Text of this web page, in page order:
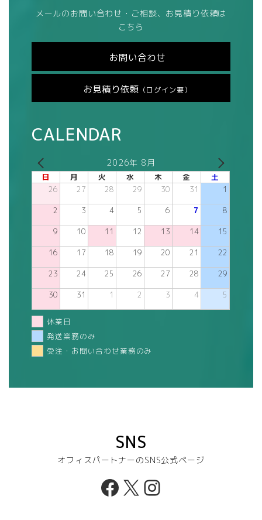
メールのお問い合わせ・ご相談、お見積り依頼は
こちら
お問い合わせ
お見積り依頼 （ログイン要）
CALENDAR
2026年 8月
日 月 火 水 木 金 土
26 27 28 29 30 31 1
2 3 4 5 6 7 8
9 10 11 12 13 14 15
16 17 18 19 20 21 22
23 24 25 26 27 28 29
30 31 1 2 3 4 5
休業日
発送業務のみ
受注・お問い合わせ業務のみ
SNS
オフィスパートナーのSNS公式ページ
Facebook
X Instagram